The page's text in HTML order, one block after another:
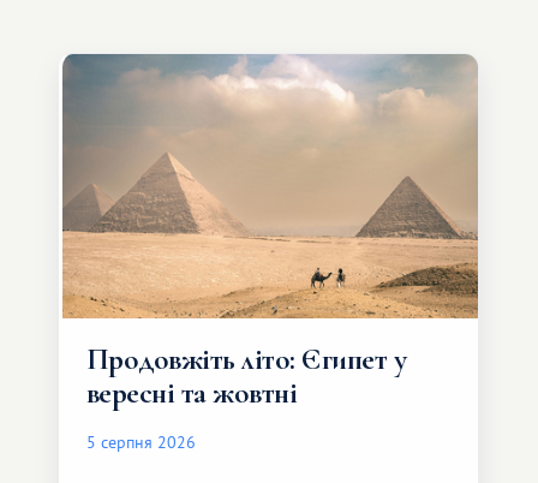
Продовжіть літо: Єгипет у
вересні та жовтні
5 серпня 2026